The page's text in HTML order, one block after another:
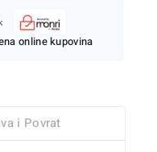
online kupovina
i Povrat